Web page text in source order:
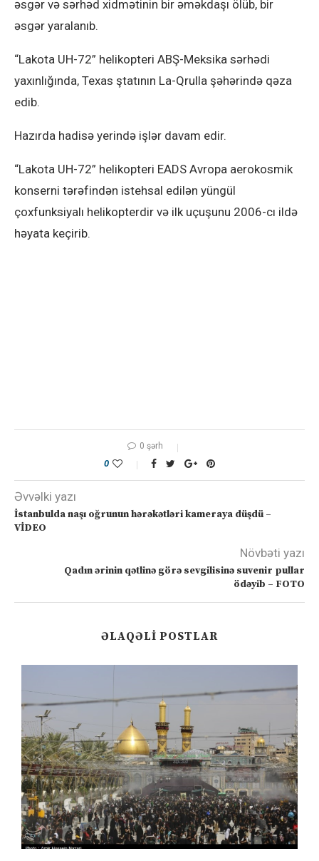
əsgər və sərhəd xidmətinin bir əməkdaşı ölüb, bir
əsgər yaralanıb.
“Lakota UH-72” helikopteri ABŞ-Meksika sərhədi
yaxınlığında, Texas ştatının La-Qrulla şəhərində qəza
edib.
Hazırda hadisə yerində işlər davam edir.
“Lakota UH-72” helikopteri EADS Avropa aerokosmik
konserni tərəfindən istehsal edilən yüngül
çoxfunksiyalı helikopterdir və ilk uçuşunu 2006-cı ildə
həyata keçirib.
0 şərh
0
Əvvəlki yazı
İstanbulda naşı oğrunun hərəkətləri kameraya düşdü –
VİDEO
Növbəti yazı
Qadın ərinin qətlinə görə sevgilisinə suvenir pullar
ödəyib – FOTO
ƏLAQƏLI POSTLAR